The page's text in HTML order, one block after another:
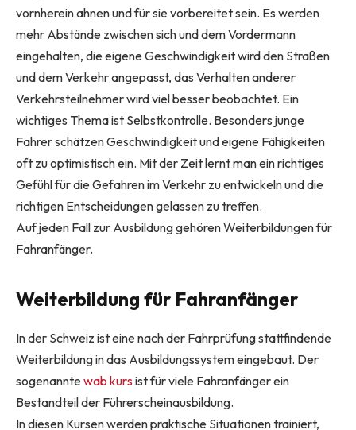
vornherein ahnen und für sie vorbereitet sein. Es werden
mehr Abstände zwischen sich und dem Vordermann
eingehalten, die eigene Geschwindigkeit wird den Straßen
und dem Verkehr angepasst, das Verhalten anderer
Verkehrsteilnehmer wird viel besser beobachtet. Ein
wichtiges Thema ist Selbstkontrolle. Besonders junge
Fahrer schätzen Geschwindigkeit und eigene Fähigkeiten
oft zu optimistisch ein. Mit der Zeit lernt man ein richtiges
Gefühl für die Gefahren im Verkehr zu entwickeln und die
richtigen Entscheidungen gelassen zu treffen.
Auf jeden Fall zur Ausbildung gehören Weiterbildungen für
Fahranfänger.
Weiterbildung für Fahranfänger
In der Schweiz ist eine nach der Fahrprüfung stattfindende
Weiterbildung in das Ausbildungssystem eingebaut. Der
sogenanntewab kurs ist für viele Fahranfänger ein
Bestandteil der Führerscheinausbildung.
In diesen Kursen werden praktische Situationen trainiert,